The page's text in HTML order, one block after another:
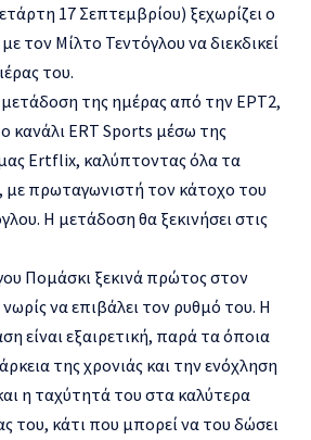
17 Σεπτεμβρίου) ξεχωρίζει ο
τον Μίλτο Τεντόγλου να διεκδικεί
του.
της ημέρας από την ΕΡΤ2,
κανάλι ERT Sports μέσω της
Ertflix, καλύπτοντας όλα τα
με πρωταγωνιστή τον κάτοχο του
Η μετάδοση θα ξεκινήσει στις
Πομάσκι ξεκινά πρώτος στον
νωρίς να επιβάλει τον ρυθμό του. Η
είναι εξαιρετική, παρά τα όποια
της χρονιάς και την ενόχληση
η ταχύτητά του στα καλύτερα
του, κάτι που μπορεί να του δώσει